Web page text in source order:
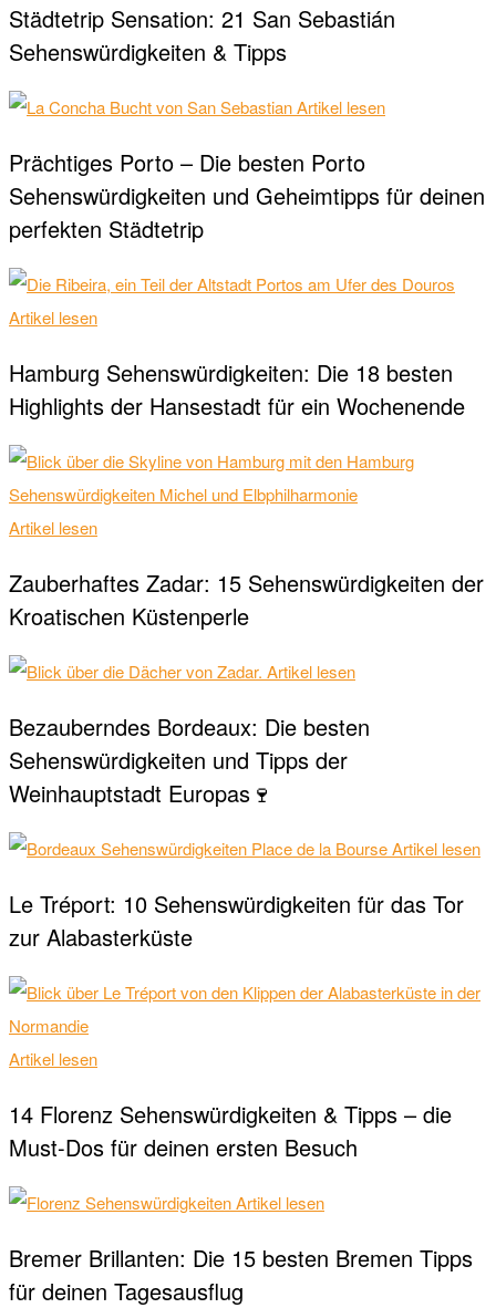
Städtetrip Sensation: 21 San Sebastián
Sehenswürdigkeiten & Tipps
Artikel lesen
Prächtiges Porto – Die besten Porto
Sehenswürdigkeiten und Geheimtipps für deinen
perfekten Städtetrip
Artikel lesen
Hamburg Sehenswürdigkeiten: Die 18 besten
Highlights der Hansestadt für ein Wochenende
Artikel lesen
Zauberhaftes Zadar: 15 Sehenswürdigkeiten der
Kroatischen Küstenperle
Artikel lesen
Bezauberndes Bordeaux: Die besten
Sehenswürdigkeiten und Tipps der
Weinhauptstadt Europas🍷
Artikel lesen
Le Tréport: 10 Sehenswürdigkeiten für das Tor
zur Alabasterküste
Artikel lesen
14 Florenz Sehenswürdigkeiten & Tipps – die
Must-Dos für deinen ersten Besuch
Artikel lesen
Bremer Brillanten: Die 15 besten Bremen Tipps
für deinen Tagesausflug